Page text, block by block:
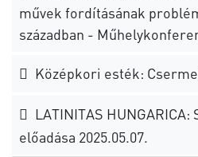
művek fordításának
században -
Középkori esték:
LATINITAS
előadása 2025.05.07.